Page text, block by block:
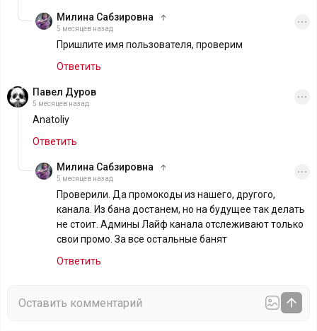
Милина Сабзировна
5 месяцев назад
Пришлите имя пользователя, проверим
Ответить
Павел Дуров
5 месяцев назад
Anatoliy
Ответить
Милина Сабзировна
5 месяцев назад
Проверили. Да промокоды из нашего, другого,
канала. Из бана достанем, но на будущее так делать
не стоит. Админы Лайф канала отслеживают только
свои промо. За все остальные банят
Ответить